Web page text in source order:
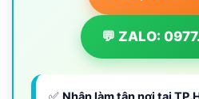
💬 ZALO: